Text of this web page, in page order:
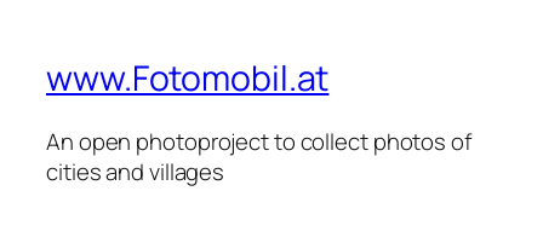
www.Fotomobil.at
An open photoproject to collect photos of
cities and villages